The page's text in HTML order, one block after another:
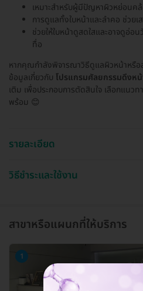
เหมาะสำหรับผู้มีปัญหาผิวหย่อนค
การดูแลทั้งใบหน้าและลำคอ ช่วย
ช่วยให้ใบหน้าดูสดใสและอาจดูอ่อ
ทื่อ
หากคุณกำลังพิจารณาวิธีดูแลผิวหน้าหรือ
ข้อมูลเกี่ยวกับ โปรแกรมศัลยกรรมดึงห
เติม เพื่อประกอบการตัดสินใจ เลือกแนว
พร้อม 😊
รายละเอียด
วิธีชำระและใช้งาน
สาขาหรือแผนกที่ให้บริการ
1